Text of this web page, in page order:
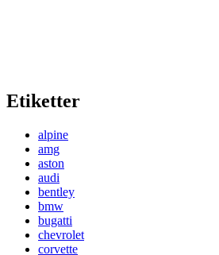
Etiketter
alpine
amg
aston
audi
bentley
bmw
bugatti
chevrolet
corvette